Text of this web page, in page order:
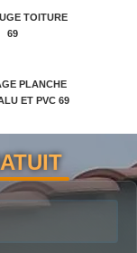
TOITURE
69
PLANCHE
ET PVC 69